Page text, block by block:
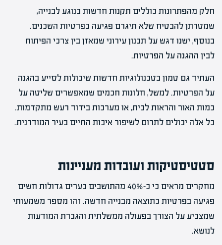
חלק מהפתרונות כוללים תקנות חדשות בנוגע לבנייה,
שמטרתן להבטיח שלא תיגרם פגיעה בפרטיות השכנים.
בנוסף, ישנו דגש על תכנון עירוני שמאזן בין צרכי הפיתוח
לבין ההגנה על הפרטיות.
העתיד גם טמון בטכנולוגיות חדשות שיכולות לסייע בהגנה
על הפרטיות. למשל, חלונות חכמים שמאפשרים שליטה על
כמות האור והראות לבית, או מערכות בידוד רעש מתקדמות.
כל אלה יכולים לתרום לשיפור איכות החיים בעיר המודרנית.
סטטיסטיקות ועובדות מעניינות
מחקרים מראים כי כ-40% מהתושבים בערים גדולות חשים
פגיעה בפרטיות כתוצאה מבנייה חדשה. זהו מספר משמעותי
שמצביע על הצורך בפעולה ממשלתית והגברת המודעות
לנושא.